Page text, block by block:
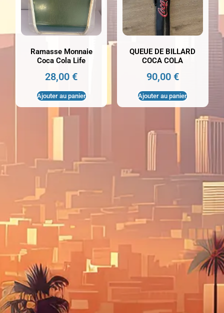
Ramasse Monnaie
Coca Cola Life
28,00€
Ajouter au panier
QUEUE DE BILLARD
COCA COLA
90,00 €
Ajouter au panier